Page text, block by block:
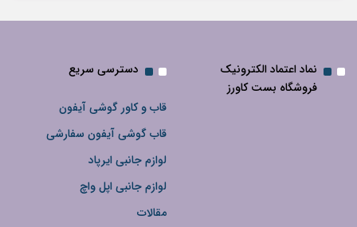
نماد اعتماد الکترونیک
فروشگاه بست کاورز
دسترسی سریع
قاب و کاور گوشی آیفون
قاب گوشی آیفون سفارشی
لوازم جانبی ایرپاد
لوازم جانبی اپل واچ
مقالات